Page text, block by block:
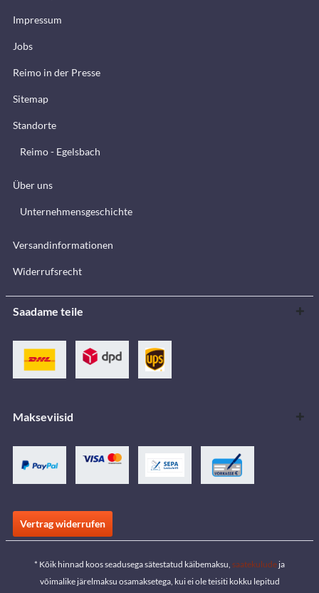
Impressum
Jobs
Reimo in der Presse
Sitemap
Standorte
Reimo - Egelsbach
Über uns
Unternehmensgeschichte
Versandinformationen
Widerrufsrecht
Saadame teile
Makseviisid
Vertrag widerrufen
* Kõik hinnad koos seadusega sätestatud käibemaksu, saatekulude ja
võimalike järelmaksu osamaksetega, kui ei ole teisiti kokku lepitud